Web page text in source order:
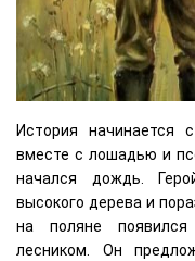
История начинается
вместе с лошадью и
начался дождь.
высокого дерева и
на поляне
лесником. Он